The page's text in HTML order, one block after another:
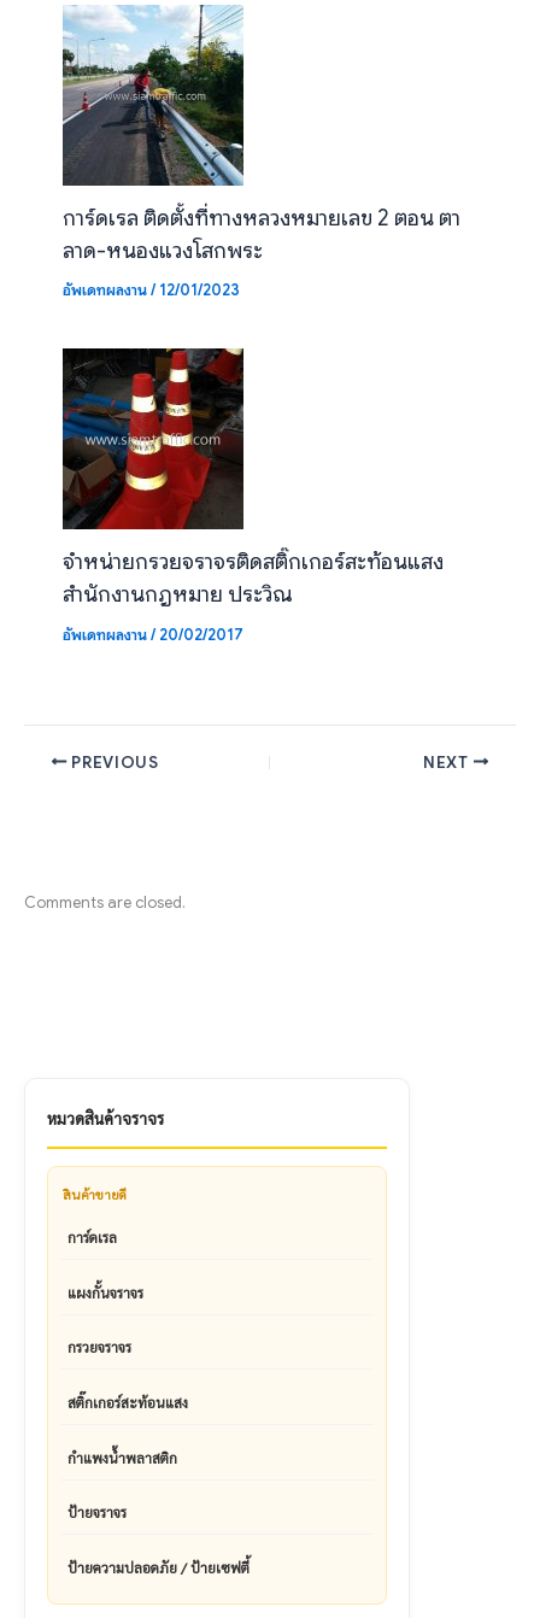
หมวดสินค้าจราจร
สินค้าขายดี
การ์ดเรล
แผงกั้นจราจร
กรวยจราจร
สติ๊กเกอร์สะท้อนแสง
กำแพงน้ำพลาสติก
ป้ายจราจร
ป้ายความปลอดภัย / ป้ายเซฟตี้
การ์ดเรล ติดตั้งที่ทางหลวงหมายเลข 2 ตอน ตา
ลาด-หนองแวงโสกพระ
อัพเดทผลงาน/12/01/2023
จำหน่ายกรวยจราจรติดสติ๊กเกอร์สะท้อนแสง
สำนักงานกฎหมาย ประวิณ
อัพเดทผลงาน/20/02/2017
PREVIOUS NEXT
Comments are closed.